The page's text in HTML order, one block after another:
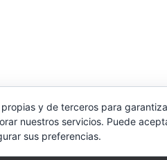
y de terceros para
nuestros servicios. Puede
sus preferencias.